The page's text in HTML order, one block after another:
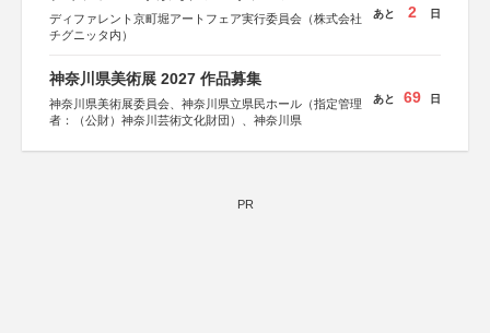
ディファレント京町堀アートフェア実行委員会（株式会社
チグニッタ内）
あと 2 日
神奈川県美術展 2027 作品募集
神奈川県美術展委員会、神奈川県立県民ホール（指定管理
者：（公財）神奈川芸術文化財団）、神奈川県
あと 69 日
PR